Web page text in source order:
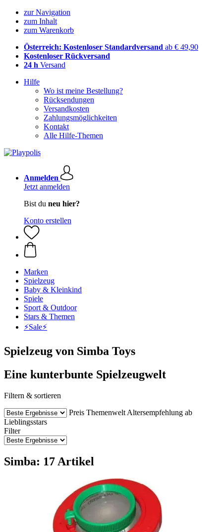
zur Navigation
zum Inhalt
zum Warenkorb
Österreich: Kostenloser Standardversand ab € 49,90
Kostenloser Rückversand
24 h Versand
Hilfe
Wo ist meine Bestellung?
Rücksendungen
Versandkosten
Zahlungsmöglichkeiten
Kontakt
Alle Hilfe-Themen
Anmelden
Jetzt anmelden
Bist du neu hier?
Konto erstellen
Marken
Spielzeug
Baby & Kleinkind
Spiele
Sport & Outdoor
Stars & Themen
⚡️Sale⚡️
Spielzeug von Simba Toys
Eine kunterbunte Spielzeugwelt
Filtern & sortieren
Preis Themenwelt Altersempfehlung ab
Lieblingsstars
Filter
Simba: 17 Artikel